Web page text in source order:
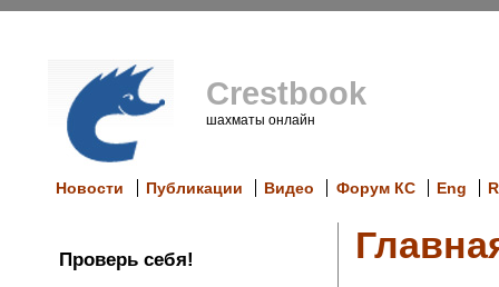
Crestbook
шахматы онлайн
Новости Публикации Видео Форум КС Eng
Проверь себя!